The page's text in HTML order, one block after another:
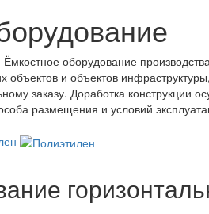
оборудование
и объектов
заказу. Доработка конструкции
размещения и условий